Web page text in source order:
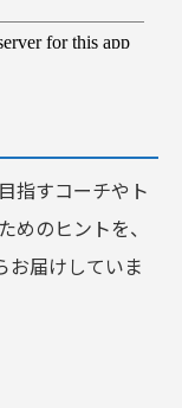
指すコーチやト
めのヒントを、
お届けしていま